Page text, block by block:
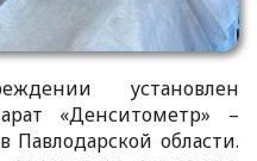
установлен
«Денситометр» –
области.